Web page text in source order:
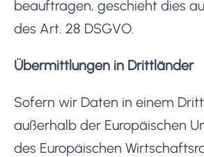
beauftragen, geschieht dies
des Art. 28 DSGVO.
Übermittlungen in Drittländer
Sofern wir Daten in einem
außerhalb der Europäischen
des Europäischen